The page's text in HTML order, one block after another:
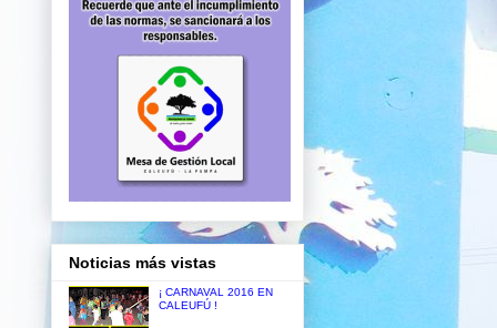
Noticias más vistas
¡ CARNAVAL 2016 EN
CALEUFÚ !